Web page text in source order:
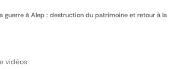
guerre à Alep : destruction du patrimoine et retour à la
vidéos